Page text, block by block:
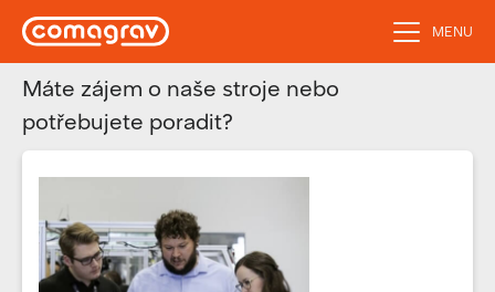
MENU
Máte zájem o naše stroje nebo
potřebujete poradit?